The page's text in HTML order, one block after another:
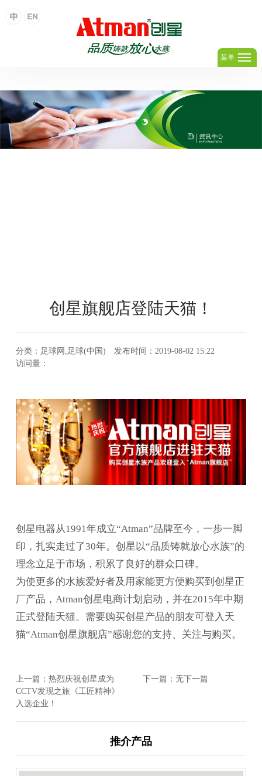
足球网,足球(中国)
菜单
创星旗舰店登陆天猫！
分类：足球网,足球(中国) 发布时间：2019-08-02 15:22
访问量：
创星电器从1991年成立“Atman”品牌至今，一步一脚
印，扎实走过了30年。创星以“品质铸就放心水族”的
理念立足于市场，积累了良好的群众口碑。
为使更多的水族爱好者及用家能更方便购买到创星正
厂产品，Atman创星电商计划启动，并在2015年中期
正式登陆天猫。需要购买创星产品的朋友可登入天
猫“Atman创星旗舰店”感谢您的支持、关注与购买。
上一篇：热烈庆祝创星成为
CCTV发现之旅《工匠精神》
入选企业！
下一篇：无下一篇
推介产品